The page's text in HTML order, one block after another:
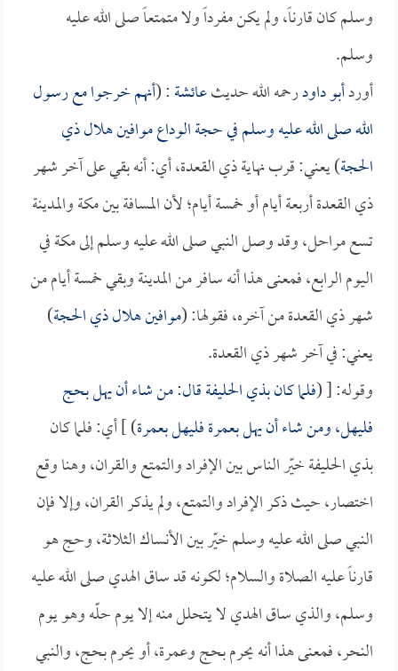
وسلم كان قارناً، ولم يكن مفرداً ولا متمتعاً صلى الله عليه
وسلم.
أوردأبو داودرحمه الله حديثعائشة: (أنهم خرجوا مع رسول
الله صلى الله عليه وسلم في حجة الوداع موافين هلال ذي
الحجة) يعني: قرب نهاية ذي القعدة، أي: أنه بقي على آخر شهر
ذي القعدة أربعة أيام أو خمسة أيام؛ لأن المسافة بين مكة والمدينة
تسع مراحل، وقد وصل النبي صلى الله عليه وسلم إلى مكة في
اليوم الرابع، فمعنى هذا أنه سافر من المدينة وبقي خمسة أيام من
شهر ذي القعدة من آخره، فقولها: (موافين هلال ذي الحجة)
يعني: في آخر شهر ذي القعدة.
وقوله: [ (فلما كان بذي الحليفة قال: من شاء أن يهل بحج
فليهل، ومن شاء أن يهل بعمرة فليهل بعمرة) ] أي: فلما كان
بذي الحليفة خيّر الناس بين الإفراد والتمتع والقران، وهنا وقع
اختصار، حيث ذكر الإفراد والتمتع، ولم يذكر القران، وإلا فإن
النبي صلى الله عليه وسلم خيّر بين الأنساك الثلاثة، وحج هو
قارناً عليه الصلاة والسلام؛ لكونه قد ساق الهدي صلى الله عليه
وسلم، والذي ساق الهدي لا يتحلل منه إلا يوم حلّه وهو يوم
النحر، فمعنى هذا أنه يحرم بحج وعمرة، أو يحرم بحج، والنبي